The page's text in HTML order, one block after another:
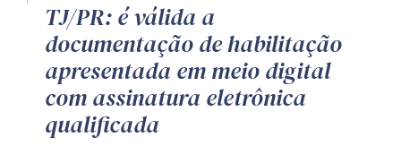
TJ/PR: é válida a
documentação de habilitação
apresentada em meio digital
com assinatura eletrônica
qualificada